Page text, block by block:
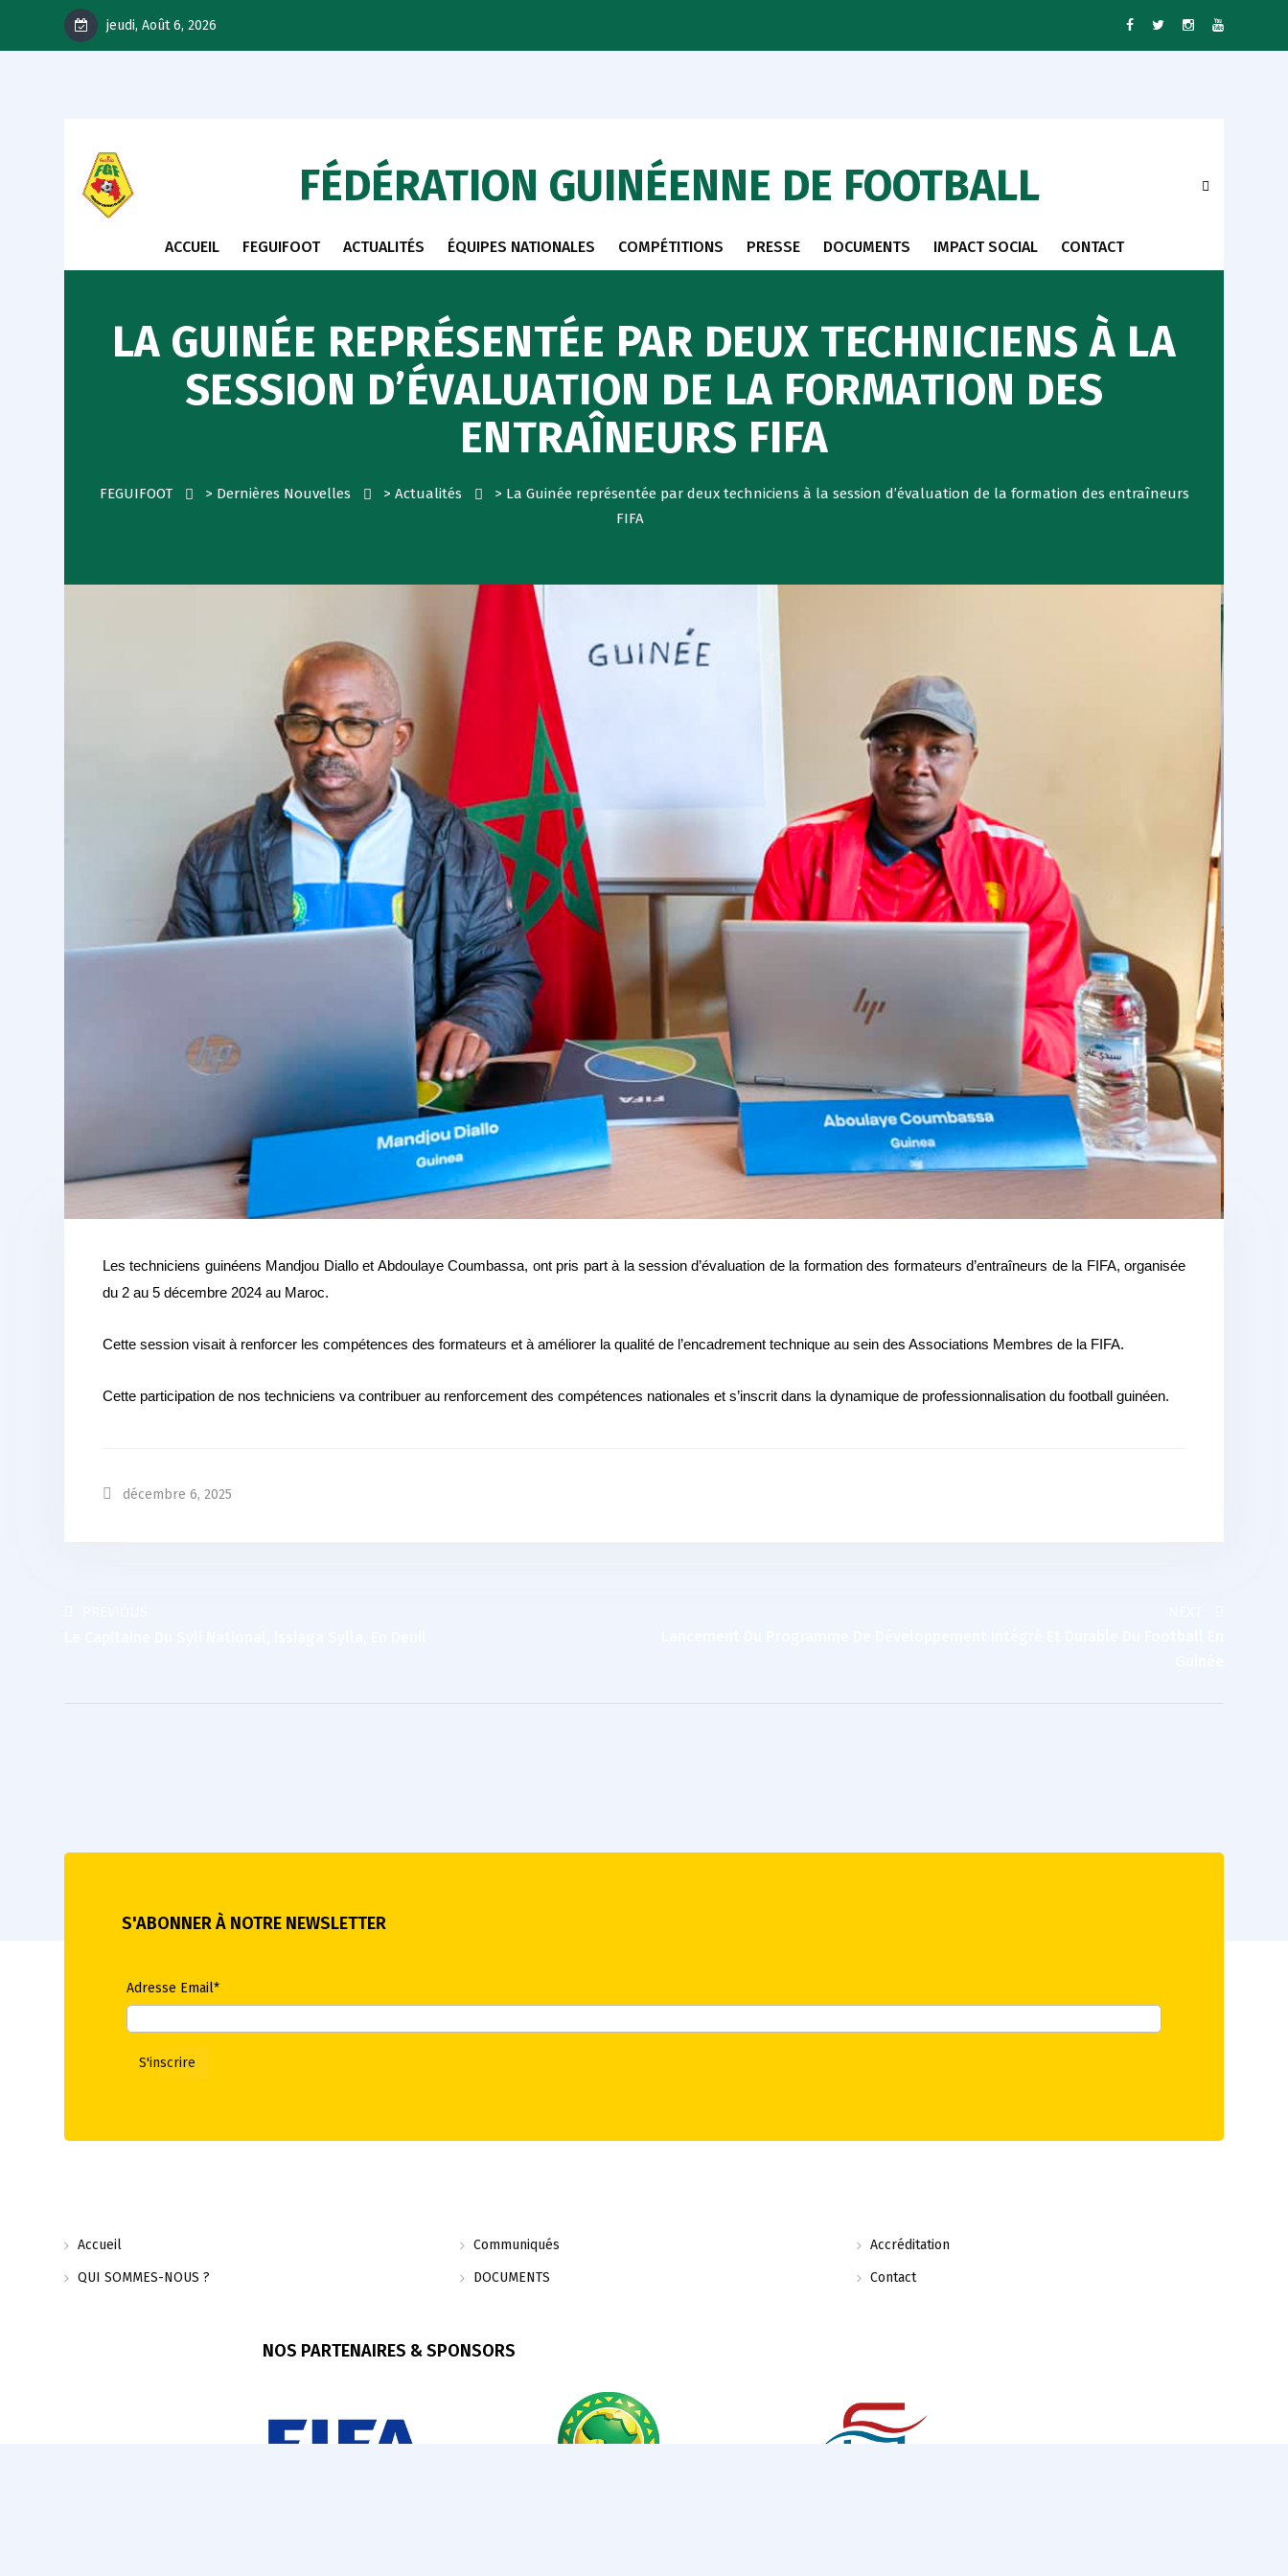
jeudi, Août 6, 2026
FÉDÉRATION GUINÉENNE DE FOOTBALL
ACCUEIL FEGUIFOOT ACTUALITÉS ÉQUIPES NATIONALES COMPÉTITIONS PRESSE DOCUMENTS IMPACT SOCIAL CONTACT
LA GUINÉE REPRÉSENTÉE PAR DEUX TECHNICIENS À LA
SESSION D’ÉVALUATION DE LA FORMATION DES
ENTRAÎNEURS FIFA
FEGUIFOOT > Dernières Nouvelles > Actualités > La Guinée représentée par deux techniciens à la session d’évaluation de la formation des entraîneurs
FIFA
Les techniciens guinéens Mandjou Diallo et Abdoulaye Coumbassa, ont pris part à la session d’évaluation de la formation des formateurs d’entraîneurs de la FIFA, organisée
du 2 au 5 décembre 2024 au Maroc.
Cette session visait à renforcer les compétences des formateurs et à améliorer la qualité de l’encadrement technique au sein des Associations Membres de la FIFA.
Cette participation de nos techniciens va contribuer au renforcement des compétences nationales et s’inscrit dans la dynamique de professionnalisation du football guinéen.
décembre 6, 2025
S'ABONNER À NOTRE NEWSLETTER
Adresse Email*
Accueil
QUI SOMMES-NOUS ?
Communiqués
DOCUMENTS
Accréditation
Contact
NOS PARTENAIRES & SPONSORS